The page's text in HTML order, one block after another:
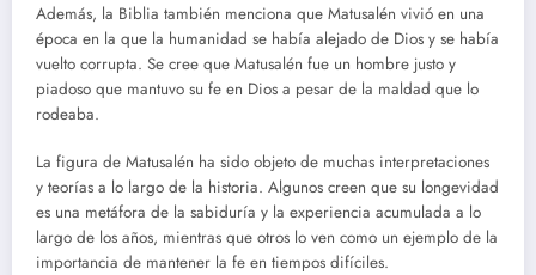
Además, la Biblia también menciona que Matusalén vivió en una
época en la que la humanidad se había alejado de Dios y se había
vuelto corrupta. Se cree que Matusalén fue un hombre justo y
piadoso que mantuvo su fe en Dios a pesar de la maldad que lo
rodeaba.
La figura de Matusalén ha sido objeto de muchas interpretaciones
y teorías a lo largo de la historia. Algunos creen que su longevidad
es una metáfora de la sabiduría y la experiencia acumulada a lo
largo de los años, mientras que otros lo ven como un ejemplo de la
importancia de mantener la fe en tiempos difíciles.